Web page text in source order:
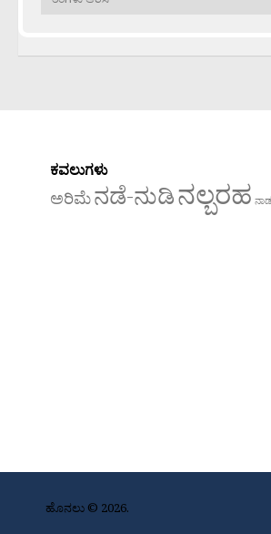
ಕವಲುಗಳು
ಅರಿಮೆನಡೆ-ನುಡಿನಲ್ಬರಹ
ಹೊನಲು © 2026.